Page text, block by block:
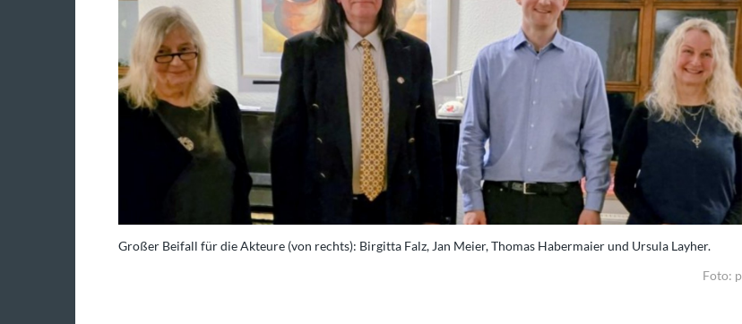
Großer Beifall für die Akteure (von rechts): Birgitta Falz, Jan Meier, Thomas Habermaier und Ursula Layher.
Foto: p